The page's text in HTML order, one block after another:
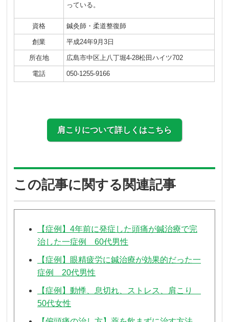
っている。
資格 鍼灸師・柔道整復師
創業 平成24年9月3日
所在地 広島市中区上八丁堀4-28松田ハイツ702
電話 050-1255-9166
肩こりについて詳しくはこちら
この記事に関する関連記事
【症例】4年前に発症した頭痛が鍼治療で完
治した一症例 60代男性
【症例】眼精疲労に鍼治療が効果的だった一
症例 20代男性
【症例】動悸、息切れ、ストレス、肩こり
50代女性